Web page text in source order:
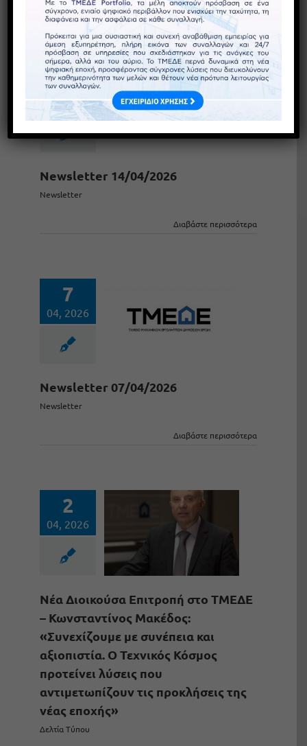
14
04, 2026
Newsletter 14/04/2026
Newsletter
Διαβάστε περισσότερα
7
04, 2026
Newsletter 07/04/2026
Newsletter
Διαβάστε περισσότερα
2
04, 2026
Νέα Διοικούσα Επιτροπή στο ΤΜΕΔΕ
– Κωνσταντίνος Μακέδος:
«Συνεχίζουμε με συνέπεια και
αξιοπιστία. Ο Τεχνικός Κόσμος
προτείνει λύσεις που
αντιμετωπίζουν τις προκλήσεις της
νέας εποχής»
Δελτία Τύπου